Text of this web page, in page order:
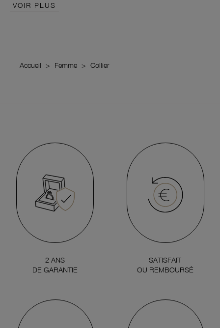
VOIR PLUS
Accueil Femme Collier
2 ANS
DE GARANTIE
SATISFAIT
OU REMBOURSÉ